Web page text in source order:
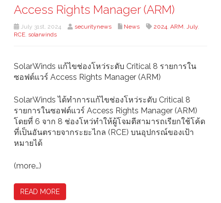
Access Rights Manager (ARM)
July 31st, 2024 securitynews News 2024, ARM, July,
RCE, solarwinds
SolarWinds แก้ไขช่องโหว่ระดับ Critical 8 รายการใน
ซอฟต์แวร์ Access Rights Manager (ARM)
SolarWinds ได้ทำการแก้ไขช่องโหว่ระดับ Critical 8
รายการในซอฟต์แวร์ Access Rights Manager (ARM)
โดยที่ 6 จาก 8 ช่องโหว่ทำให้ผู้โจมตีสามารถเรียกใช้โค้ด
ที่เป็นอันตรายจากระยะไกล (RCE) บนอุปกรณ์ของเป้า
หมายได้
(more…)
READ MORE